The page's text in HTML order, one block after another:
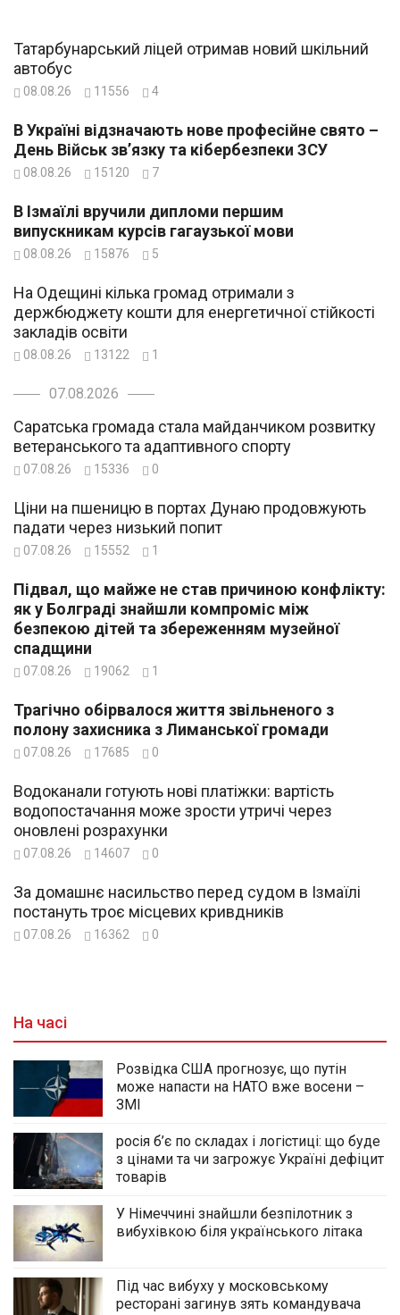
Татарбунарський ліцей отримав новий шкільний
автобус
08.08.26 11556 4
В Україні відзначають нове професійне свято –
День Військ зв’язку та кібербезпеки ЗСУ
08.08.26 15120 7
В Ізмаїлі вручили дипломи першим
випускникам курсів гагаузької мови
08.08.26 15876 5
На Одещині кілька громад отримали з
держбюджету кошти для енергетичної стійкості
закладів освіти
08.08.26 13122 1
07.08.2026
Саратська громада стала майданчиком розвитку
ветеранського та адаптивного спорту
07.08.26 15336 0
Ціни на пшеницю в портах Дунаю продовжують
падати через низький попит
07.08.26 15552 1
Підвал, що майже не став причиною конфлікту:
як у Болграді знайшли компроміс між
безпекою дітей та збереженням музейної
спадщини
07.08.26 19062 1
Трагічно обірвалося життя звільненого з
полону захисника з Лиманської громади
07.08.26 17685 0
Водоканали готують нові платіжки: вартість
водопостачання може зрости утричі через
оновлені розрахунки
07.08.26 14607 0
За домашнє насильство перед судом в Ізмаїлі
постануть троє місцевих кривдників
07.08.26 16362 0
На часі
Розвідка США прогнозує, що путін
може напасти на НАТО вже восени –
ЗМІ
росія б’є по складах і логістиці: що буде
з цінами та чи загрожує Україні дефіцит
товарів
У Німеччині знайшли безпілотник з
вибухівкою біля українського літака
Під час вибуху у московському
ресторані загинув зять командувача